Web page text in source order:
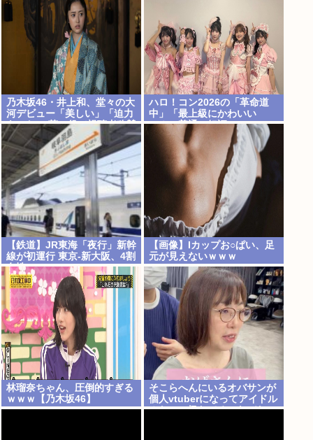
乃木坂46・井上和、堂々の大
河デビュー「美しい」「迫力
あった」 茶々役で視聴者称賛
ハロ！コン2026の「革命道
中」「最上級にかわいい
の！」普通に好評www
【鉄道】JR東海「夜行」新幹
線が初運行 東京-新大阪、4割
女性
【画像】Iカップお○ぱい、足
元が見えないｗｗｗ
林瑠奈ちゃん、圧倒的すぎる
ｗｗｗ【乃木坂46】
そこらへんにいるオバサンが
個人vtuberになってアイドル
みたいに扱わてるのヤバな